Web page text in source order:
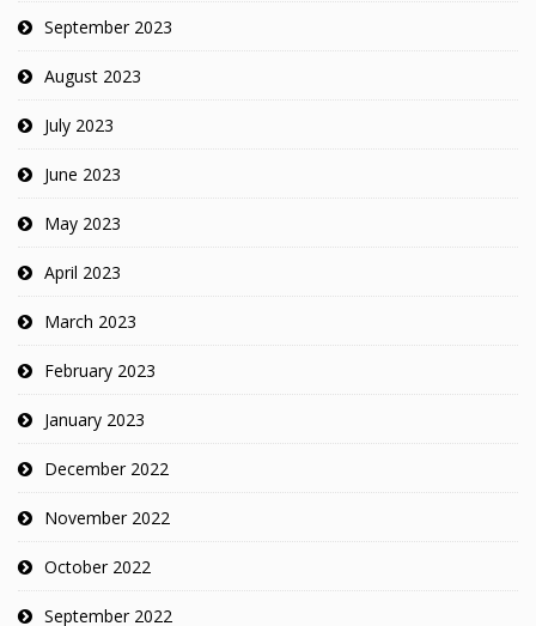
September 2023
August 2023
July 2023
June 2023
May 2023
April 2023
March 2023
February 2023
January 2023
December 2022
November 2022
October 2022
September 2022